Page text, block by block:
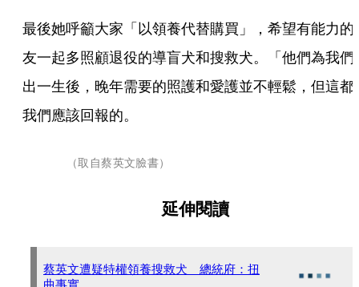
最後她呼籲大家「以領養代替購買」，希望有能力的
友一起多照顧退役的導盲犬和搜救犬。「他們為我們
出一生後，晚年需要的照護和愛護並不輕鬆，但這都
我們應該回報的。
（取自蔡英文臉書）
延伸閱讀
蔡英文遭疑特權領養搜救犬 總統府：扭